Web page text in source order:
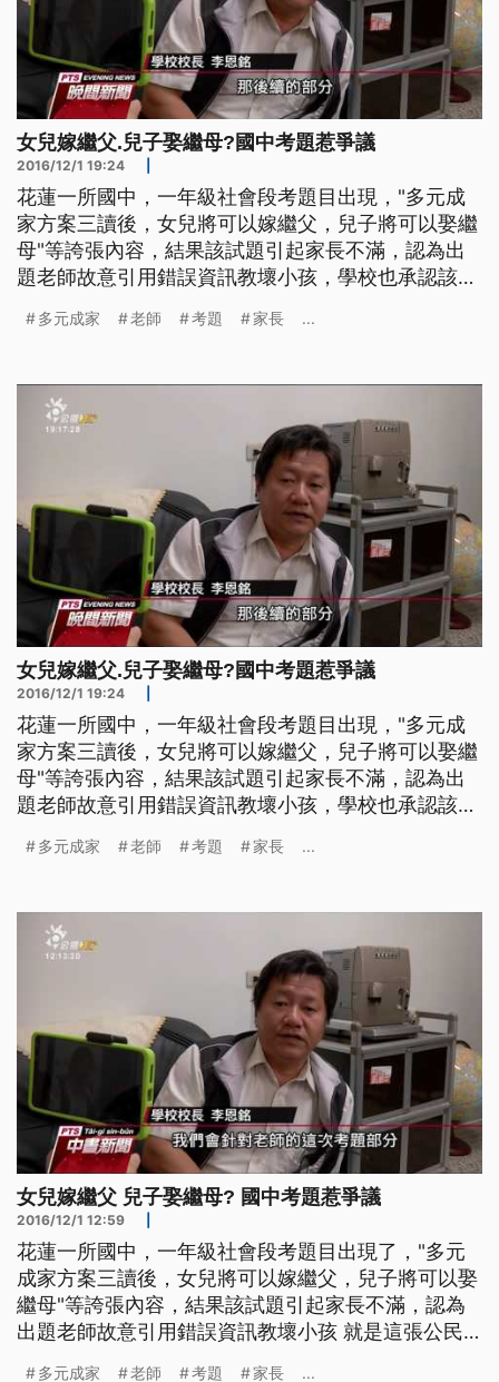
女兒嫁繼父.兒子娶繼母?國中考題惹爭議
2016/12/1 19:24
花蓮一所國中，一年級社會段考題目出現，"多元成
家方案三讀後，女兒將可以嫁繼父，兒子將可以娶繼
母"等誇張內容，結果該試題引起家長不滿，認為出
題老師故意引用錯誤資訊教壞小孩，學校也承認該試
議。 就是這張公民試題考卷，上面寫著要是同性戀
且家庭中配偶可以三人以上，還可以隨時結婚、離
婚，誇張內容引起家長不滿
多元成家 老師 考題 家長 ...
女兒嫁繼父.兒子娶繼母?國中考題惹爭議
2016/12/1 19:24
花蓮一所國中，一年級社會段考題目出現，"多元成
家方案三讀後，女兒將可以嫁繼父，兒子將可以娶繼
母"等誇張內容，結果該試題引起家長不滿，認為出
題老師故意引用錯誤資訊教壞小孩，學校也承認該試
議。 就是這張公民試題考卷，上面寫著要是同性戀
且家庭中配偶可以三人以上，還可以隨時結婚、離
婚，誇張內容引起家長不滿
多元成家 老師 考題 家長 ...
女兒嫁繼父 兒子娶繼母? 國中考題惹爭議
2016/12/1 12:59
花蓮一所國中，一年級社會段考題目出現了，"多元
成家方案三讀後，女兒將可以嫁繼父，兒子將可以娶
繼母"等誇張內容，結果該試題引起家長不滿，認為
出題老師故意引用錯誤資訊教壞小孩 就是這張公民
多元成家 老師 考題 家長 ...